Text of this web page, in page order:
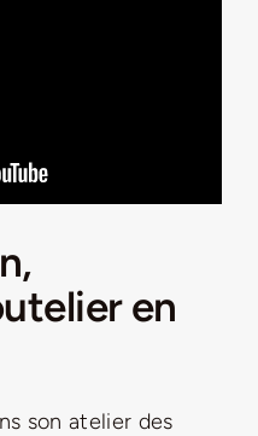
en
son atelier des